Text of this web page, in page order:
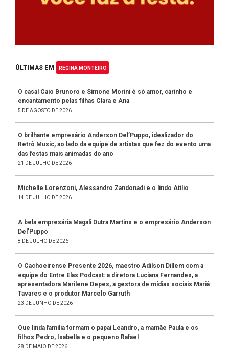
ÚLTIMAS EM REGINA MONTEIRO
O casal Caio Brunoro e Simone Morini é só amor, carinho e
encantamento pelas filhas Clara e Ana
5 DE AGOSTO DE 2026
O brilhante empresário Anderson Del’Puppo, idealizador do
Retrô Music, ao lado da equipe de artistas que fez do evento uma
das festas mais animadas do ano
21 DE JULHO DE 2026
Michelle Lorenzoni, Alessandro Zandonadi e o lindo Atílio
14 DE JULHO DE 2026
A bela empresária Magali Dutra Martins e o empresário Anderson
Del’Puppo
8 DE JULHO DE 2026
O Cachoeirense Presente 2026, maestro Adilson Dillem com a
equipe do Entre Elas Podcast: a diretora Luciana Fernandes, a
apresentadora Marilene Depes, a gestora de mídias sociais Mariá
Tavares e o produtor Marcelo Garruth
23 DE JUNHO DE 2026
Que linda família formam o papai Leandro, a mamãe Paula e os
filhos Pedro, Isabella e o pequeno Rafael
28 DE MAIO DE 2026